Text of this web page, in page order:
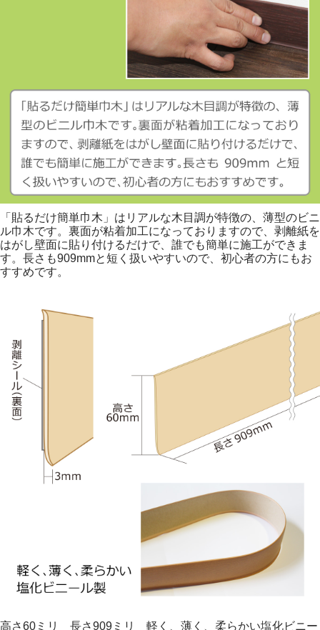
「貼るだけ簡単巾木」はリアルな木目調が特徴の、薄型のビニ
ル巾木です。裏面が粘着加工になっておりますので、剥離紙を
はがし壁面に貼り付けるだけで、誰でも簡単に施工ができま
す。長さも909mmと短く扱いやすいので、初心者の方にもお
すすめです。
高さ60ミリ 長さ909ミリ 軽く、薄く、柔らかい塩化ビニー